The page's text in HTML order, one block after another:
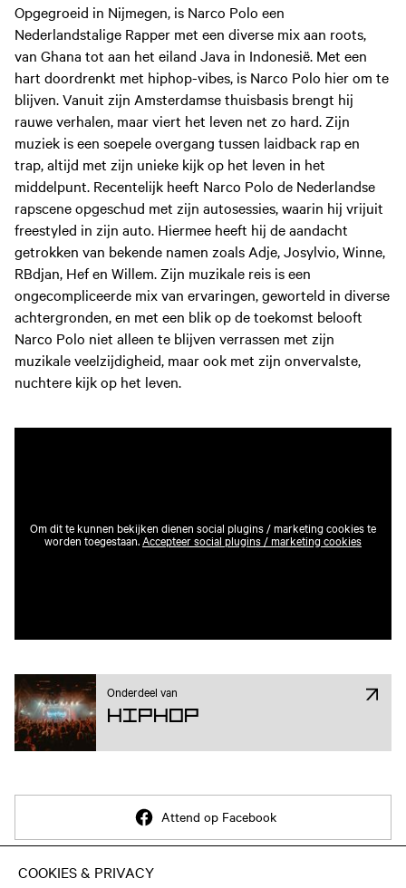
Opgegroeid in Nijmegen, is Narco Polo een
Nederlandstalige Rapper met een diverse mix aan roots,
van Ghana tot aan het eiland Java in Indonesië. Met een
hart doordrenkt met hiphop-vibes, is Narco Polo hier om te
blijven. Vanuit zijn Amsterdamse thuisbasis brengt hij
rauwe verhalen, maar viert het leven net zo hard. Zijn
muziek is een soepele overgang tussen laidback rap en
trap, altijd met zijn unieke kijk op het leven in het
middelpunt. Recentelijk heeft Narco Polo de Nederlandse
rapscene opgeschud met zijn autosessies, waarin hij vrijuit
freestyled in zijn auto. Hiermee heeft hij de aandacht
getrokken van bekende namen zoals Adje, Josylvio, Winne,
RBdjan, Hef en Willem. Zijn muzikale reis is een
ongecompliceerde mix van ervaringen, geworteld in diverse
achtergronden, en met een blik op de toekomst belooft
Narco Polo niet alleen te blijven verrassen met zijn
muzikale veelzijdigheid, maar ook met zijn onvervalste,
nuchtere kijk op het leven.
Om dit te kunnen bekijken dienen social plugins / marketing cookies te
worden toegestaan. Accepteer social plugins / marketing cookies
Onderdeel van
Hiphop
Attend op Facebook